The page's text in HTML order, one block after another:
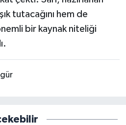
tutacağını hem de
bir kaynak niteliği